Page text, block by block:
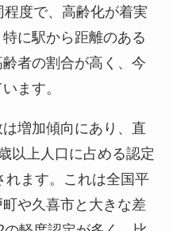
度で、高齢化が着実
に駅から距離のある
者の割合が高く、今
ます。
増加傾向にあり、直
以上人口に占める認定
ます。これは全国平
や久喜市と大きな差